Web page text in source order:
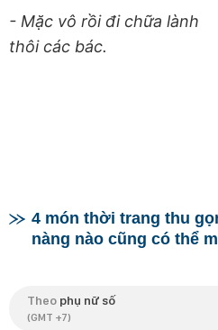
- Mặc vô rồi đi chữa lành
thôi các bác.
4 món thời trang thu
nàng nào cũng có thể
Theo phụ nữ số
(GMT +7)